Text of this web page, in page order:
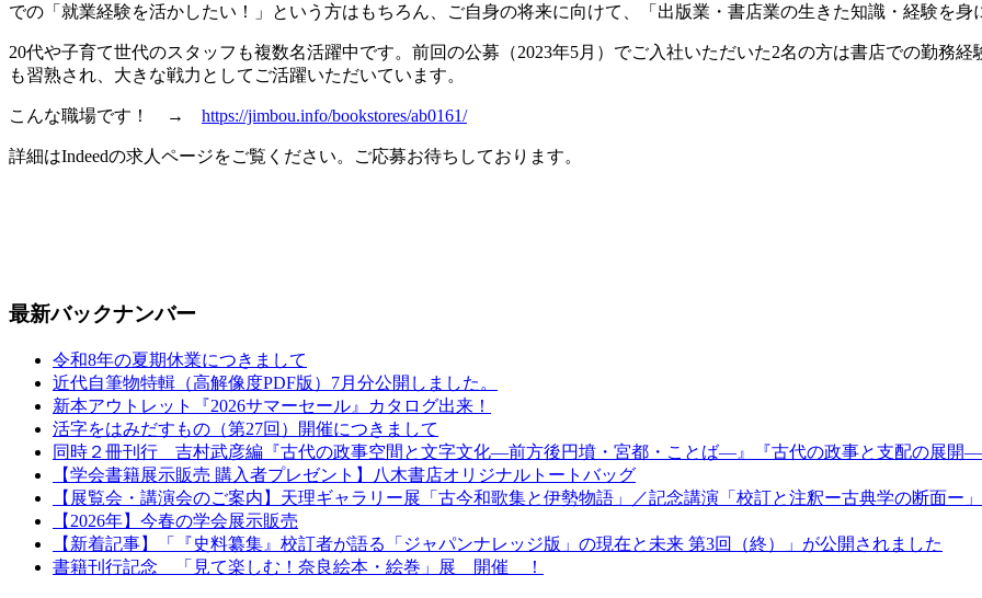
での「就業経験を活かしたい！」という方はもちろん、ご自身の将来に向けて、「出版業・書店業の生きた知識・経験を身
20代や子育て世代のスタッフも複数名活躍中です。前回の公募（2023年5月）でご入社いただいた2名の方は書店での勤務
も習熟され、大きな戦力としてご活躍いただいています。
こんな職場です！ → https://jimbou.info/bookstores/ab0161/
詳細はIndeedの求人ページをご覧ください。ご応募お待ちしております。
最新バックナンバー
令和8年の夏期休業につきまして
近代自筆物特輯（高解像度PDF版）7月分公開しました。
新本アウトレット『2026サマーセール』カタログ出来！
活字をはみだすもの（第27回）開催につきまして
同時２冊刊行 吉村武彦編『古代の政事空間と文字文化—前方後円墳・宮都・ことば—』『古代の政事と支配の展開
【学会書籍展示販売 購入者プレゼント】八木書店オリジナルトートバッグ
【展覧会・講演会のご案内】天理ギャラリー展「古今和歌集と伊勢物語」／記念講演「校訂と注釈ー古典学の断面ー」
【2026年】今春の学会展示販売
【新着記事】「『史料纂集』校訂者が語る「ジャパンナレッジ版」の現在と未来 第3回（終）」が公開されました
書籍刊行記念 「見て楽しむ！奈良絵本・絵巻」展 開催 ！